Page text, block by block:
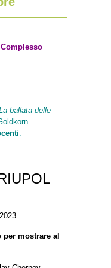
ballata delle
mostrare al